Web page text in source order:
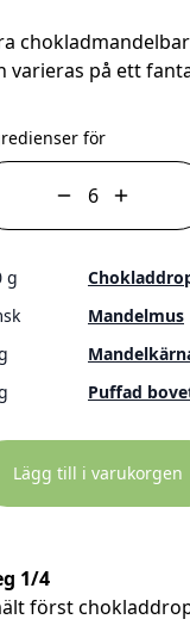
varieras på ett
för
g
Mandelmus
Puffad
Lägg till i varukorgen
1/4
först